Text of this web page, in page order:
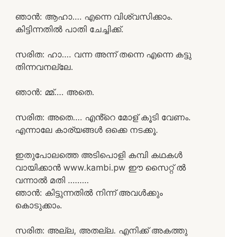
ഞാൻ: ആഹാ…. എന്നെ വിശ്വസിക്കാം.
കിട്ടിന്നതിൽ പാതി ചേച്ചിക്ക്.
സരിത: ഹാ…. വന്ന അന്ന് തന്നെ എന്നെ കട്ടു
തിന്നവനല്ലേ.
ഞാൻ: മ്മ്…. അതെ.
സരിത: അതെ…. എൻ്റെ മോള് കൂടി വേണം.
എന്നാലേ കാര്യങ്ങൾ ഒക്കെ നടക്കൂ.
ഇതുപോലത്തെ അടിപൊളി കമ്പി കഥകൾ
വായിക്കാൻ www.kambi.pw ഈ സൈറ്റ് ൽ
വന്നാൽ മതി ………
ഞാൻ: കിട്ടുന്നതിൽ നിന്ന് അവൾക്കും
കൊടുക്കാം.
സരിത: അല്ല, അതല്ല. എനിക്ക് അകത്തു